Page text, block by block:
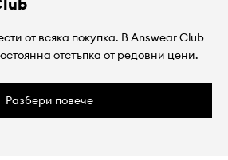
от всяка покупка. В Answear Club
отстъпка от редовни цени.
Разбери повече